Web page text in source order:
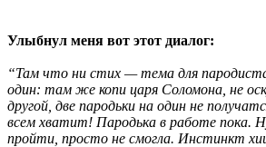
Улыбнул меня вот этот диалог:
“Там что ни стих — тема для
один: там же копи царя Соломона, не
другой, две пародьки на один не
всем хватит! Пародька в работе пока.
пройти, просто не смогла. Инстинкт